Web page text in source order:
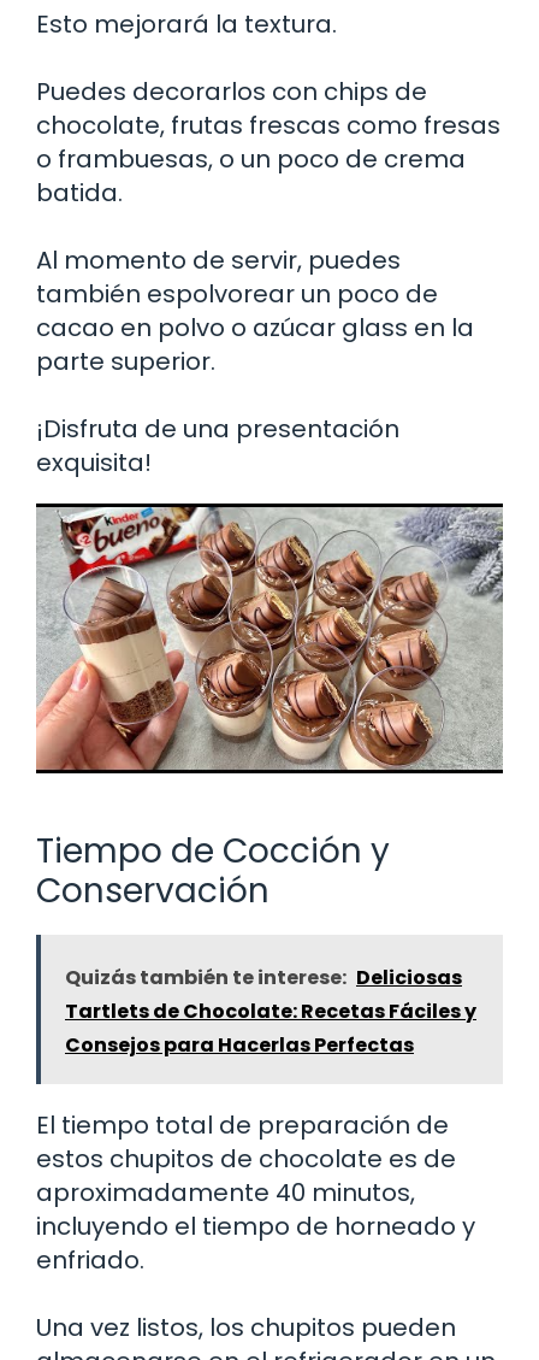
Esto mejorará la textura.
Puedes decorarlos con chips de
chocolate, frutas frescas como fresas
o frambuesas, o un poco de crema
batida.
Al momento de servir, puedes
también espolvorear un poco de
cacao en polvo o azúcar glass en la
parte superior.
¡Disfruta de una presentación
exquisita!
Tiempo de Cocción y
Conservación
Quizás también te interese: Deliciosas
Tartlets de Chocolate: Recetas Fáciles y
Consejos para Hacerlas Perfectas
El tiempo total de preparación de
estos chupitos de chocolate es de
aproximadamente 40 minutos,
incluyendo el tiempo de horneado y
enfriado.
Una vez listos, los chupitos pueden